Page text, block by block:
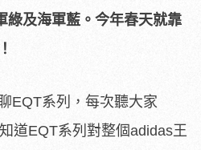
綠及海軍藍。今年春天就靠
EQT系列，每次聽大家
道EQT系列對整個adidas王